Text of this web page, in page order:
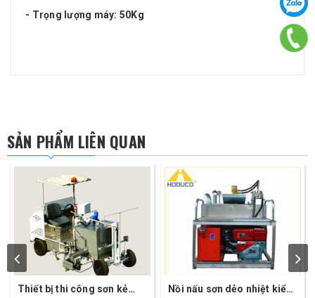
- Trọng lượng máy: 50Kg
SẢN PHẨM LIÊN QUAN
Thiết bị thi công sơn kẻ
Nồi nấu sơn dẻo nhiệt kiểu